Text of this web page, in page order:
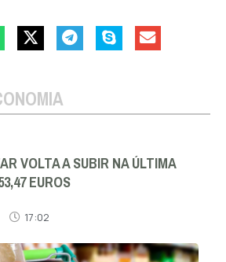
VOLTA A SUBIR NA ÚLTIMA
EUROS
17:02